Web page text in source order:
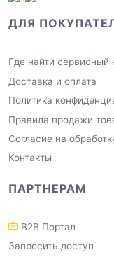
ДЛЯ
Где найти сервисный
Доставка и оплата
Политика
Правила продажи
Согласие на
Контакты
ПАРТНЕРАМ
B2B Портал
Запросить доступ